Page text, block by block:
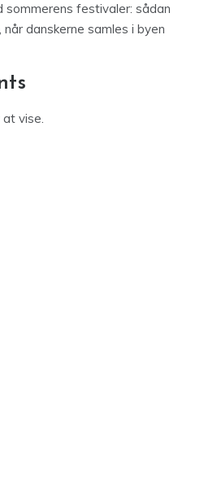
sommerens festivaler: sådan
danskerne samles i byen
vise.